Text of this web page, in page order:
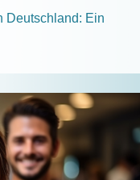
Deutschland: Ein